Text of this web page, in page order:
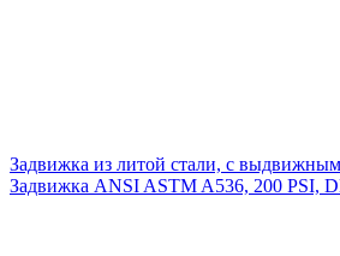
Задвижка из литой стали, с
Задвижка ANSI ASTM A536, 200 PSI,